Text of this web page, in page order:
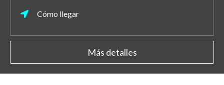
Cómo llegar
Más detalles